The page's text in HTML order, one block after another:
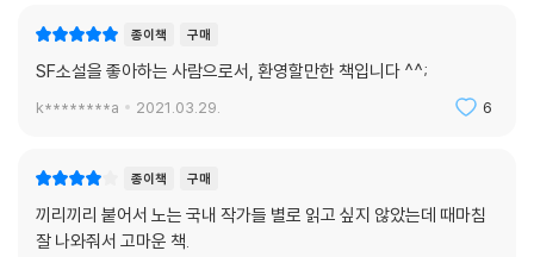
라한이 유지를 받들어 다시 선집 시리즈를 시작했고, 그 첫 번째 책이 바로
『에스에프널 SFnal 2021 Vol. 1』과 『에스에프널 SFnal 2021 Vol. 2』다.
〈올해의 SF 걸작선〉이 중단된 2019년과 새롭게 재탄생한 2020년은, 우
강력한 시대의 파도는 2020년에 이어 2021년 현재에도 여전히 위력을 발
휘하고 있다. 그 여파로 인해, 수많은 문학 독자는 SF 팬이 됐고, 그 어느 때
보다 본격문학과 SF의 경계가 흐릿해진 상황이다. 어째서 이런 상황이 가
종이책 구매
SF소설을 좋아하는 사람으로서, 환영할만한 책입니다 ^^;
k********a 2021.03.29. 6
종이책 구매
끼리끼리 붙어서 노는 국내 작가들 별로 읽고 싶지 않았는데 때마침
잘 나와줘서 고마운 책.